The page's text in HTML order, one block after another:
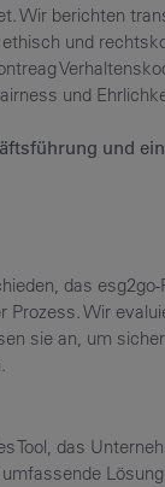
Wir berichten
und
und
und
das
Wir
sie an, um
Tool, das